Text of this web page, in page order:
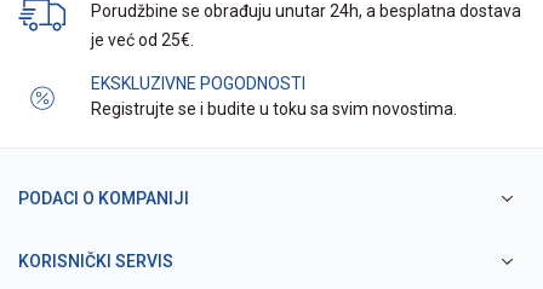
Porudžbine se obrađuju unutar 24h, a besplatna dostava
je već od 25€.
EKSKLUZIVNE POGODNOSTI
Registrujte se i budite u toku sa svim novostima.
PODACI O KOMPANIJI
KORISNIČKI SERVIS